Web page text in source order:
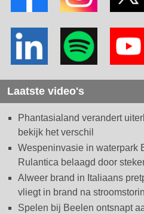
Laatste video's
Phantasialand verandert
bekijk het verschil
Wespeninvasie in waterpark
Rulantica belaagd door
Alweer brand in Italiaans
vliegt in brand na
Spelen bij Beelen ontsnapt